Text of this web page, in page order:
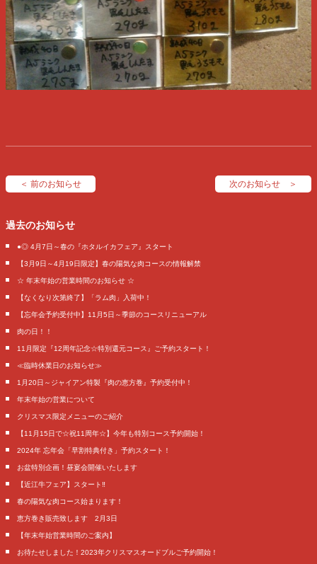
＜ 前のお知らせ 次のお知らせ ＞
過去のお知らせ
●◎ 4月7日～春の『ホタルイカフェア』スタート
【3月9日～4月19日限定】春の陽気な肉コースの情報解禁
☆ 年末年始の営業時間のお知らせ ☆
【なくなり次第終了】「ラム肉」入荷中！
【忘年会予約受付中】11月5日～季節のコースリニューアル
肉の日！！
11月限定『12周年記念☆特別還元コース』ご予約スタート！
≪臨時休業日のお知らせ≫
1月20日～ジャイアン特製『肉の恵方巻』予約受付中！
年末年始の営業について
クリスマス限定メニューのご紹介
【11月15日で☆祝11周年☆】今年も特別コース予約開始！
2024年 忘年会「早割特典付き」予約スタート！
お盆特別企画！昼宴会開催いたします
【近江牛フェア】スタート‼️
春の陽気な肉コース始まります！
恵方巻き販売致します 2月3日
【年末年始営業時間のご案内】
お待たせしました！2023年クリスマスオードブルご予約開始！